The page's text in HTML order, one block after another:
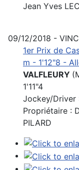
Jean Yves
09/12/2018 -
1er Prix de
m - 1'12"8 -
VALFLEURY
1'11"4
Jockey/Driver
Propriétaire :
PILARD